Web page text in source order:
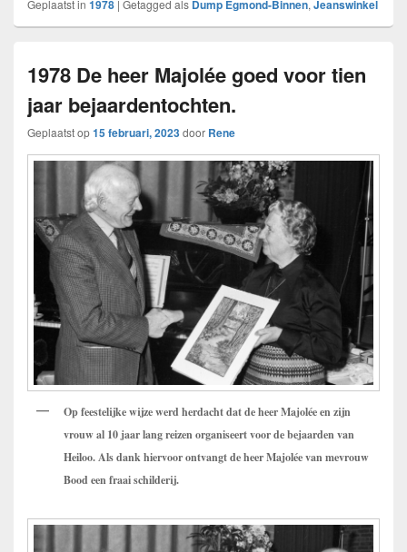
Geplaatst in 1978 | Getagged als Dump Egmond-Binnen, Jeanswinkel
1978 De heer Majolée goed voor tien
jaar bejaardentochten.
Geplaatst op15 februari, 2023door Rene
Op feestelijke wijze werd herdacht dat de heer Majolée en zijn
vrouw al 10 jaar lang reizen organiseert voor de bejaarden van
Heiloo.Als dank hiervoor ontvangt de heer Majolée van mevrouw
Bood een fraai schilderij.